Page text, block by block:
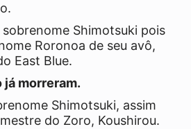
Shimotsuki pois
Roronoa de seu avô,
East Blue.
já morreram.
Shimotsuki, assim
do Zoro, Koushirou.